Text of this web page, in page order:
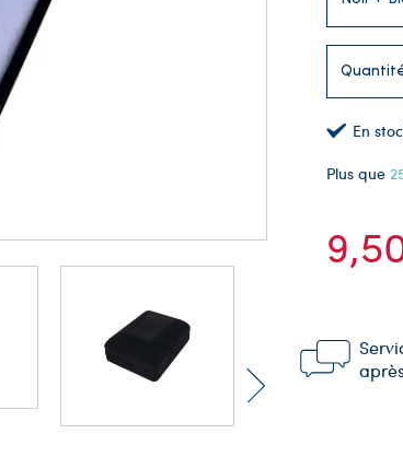
En
Plus que